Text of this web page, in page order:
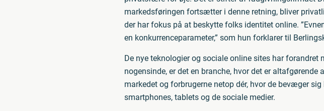
markedsføringen fortsætter i denne retning, bliver
der har fokus på at beskytte folks identitet online.
en konkurrenceparameter,” som hun forklarer til
De nye teknologier og sociale online sites har
nogensinde, er det en branche, hvor det er
markedet og forbrugerne netop dér, hvor de bevæger
smartphones, tablets og de sociale medier.